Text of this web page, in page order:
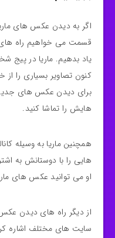
اگر به دیدن عکس های
قسمت می خواهیم راه
یاد بدهیم. ماریا در پیج
کنون تصاویر بسیاری را
برای دیدن عکس های
هایش را تماشا کنید.
همچنین ماریا به وسیله
هایی را با دوستانش به
او می توانید عکس های
از دیگر راه های دیدن
سایت های مختلف اشاره